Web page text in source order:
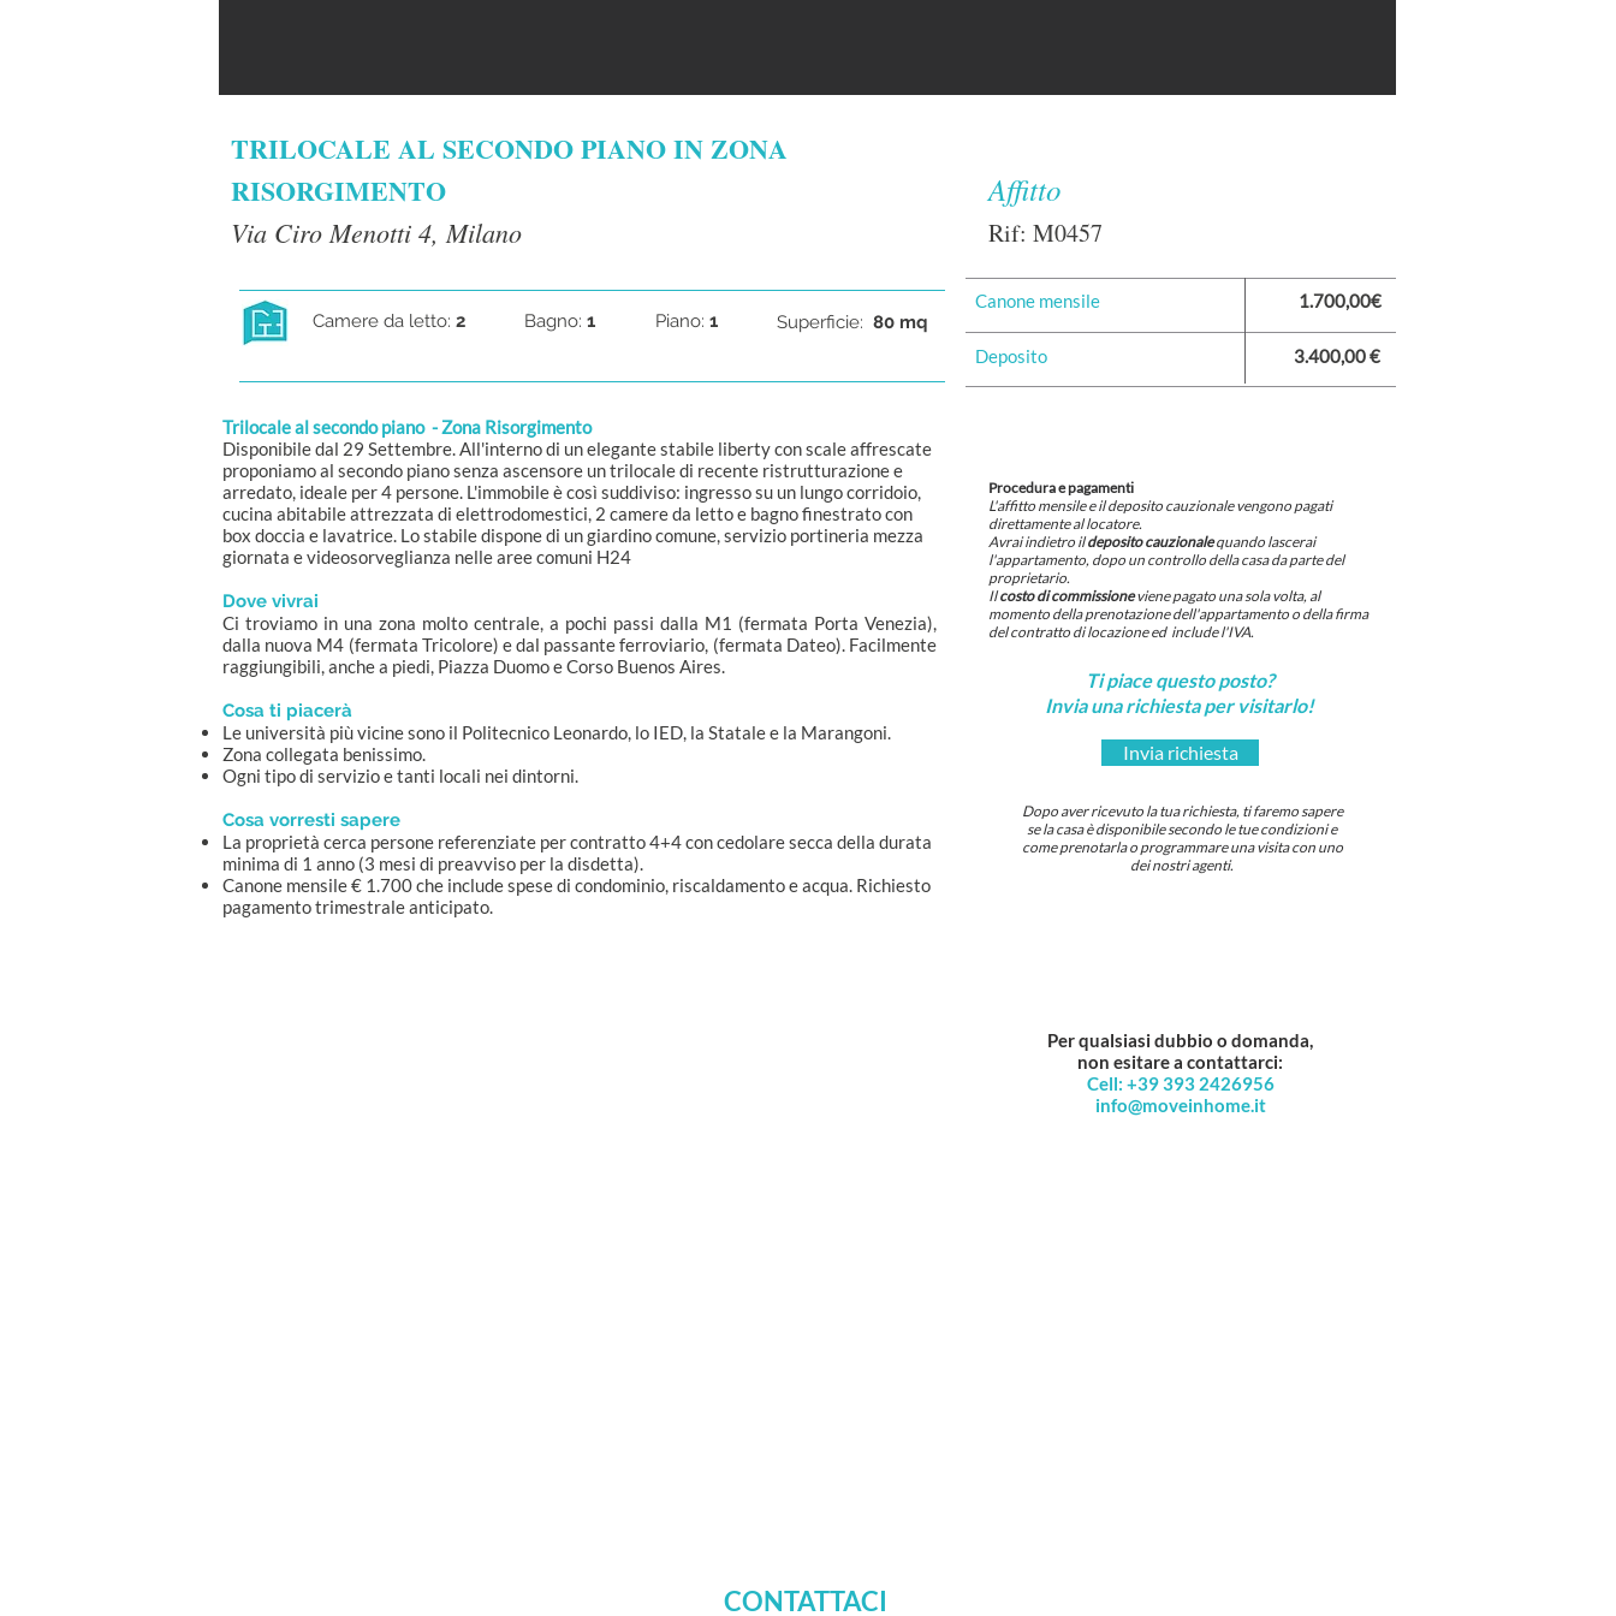
TRILOCALE AL SECONDO PIANO IN ZONA
RISORGIMENTO
Via Ciro Menotti 4, Milano
Camere da letto: 2 Bagno: 1 Piano: 1 Superficie: 80 mq
Trilocale al secondo piano - Zona Risorgimento
Disponibile dal 29 Settembre. All'interno di un elegante stabile liberty con scale affrescate
proponiamo al secondo piano senza ascensore un trilocale di recente ristrutturazione e
arredato, ideale per 4 persone. L'immobile è così suddiviso: ingresso su un lungo corridoio,
cucina abitabile attrezzata di elettrodomestici, 2 camere da letto e bagno finestrato con
box doccia e lavatrice. Lo stabile dispone di un giardino comune, servizio portineria mezza
giornata e videosorveglianza nelle aree comuni H24
Dove vivrai
Ci troviamo in una zona molto centrale, a pochi passi dalla M1 (fermata Porta Venezia),
dalla nuova M4 (fermata Tricolore) e dal passante ferroviario, (fermata Dateo). Facilmente
raggiungibili, anche a piedi, Piazza Duomo e Corso Buenos Aires.
Cosa ti piacerà
Le università più vicine sono il Politecnico Leonardo, lo IED, la Statale e la Marangoni.
Zona collegata benissimo.
Ogni tipo di servizio e tanti locali nei dintorni.
Cosa vorresti sapere
La proprietà cerca persone referenziate per contratto 4+4 con cedolare secca della durata
minima di 1 anno (3 mesi di preavviso per la disdetta).
Canone mensile € 1.700 che include spese di condominio, riscaldamento e acqua. Richiesto
pagamento trimestrale anticipato.
Affitto
Rif: M0457
Canone mensile 1.700,00€
Deposito 3.400,00 €
Procedura e pagamenti
L'affitto mensile e il deposito cauzionale vengono pagati
direttamente al locatore.
Avrai indietro ildeposito cauzionalequando lascerai
l'appartamento, dopo un controllo della casa da parte del
proprietario.
Ilcosto di commissioneviene pagato una sola volta, al
momento della prenotazione dell'appartamento o della firma
del contratto di locazione ed include l'IVA.
Ti piace questo posto?
Invia una richiesta per visitarlo!
Invia richiesta
Dopo aver ricevuto la tua richiesta, ti faremo sapere
se la casa è disponibile secondo le tue condizioni e
come prenotarla o programmare una visita con uno
dei nostri agenti.
Per qualsiasi dubbio o domanda,
non esitare a contattarci:
Cell: +39 393 2426956
info@moveinhome.it
CONTATTACI